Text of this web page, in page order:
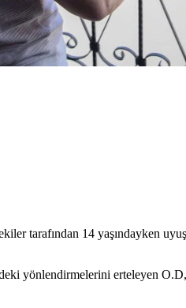
tarafından 14 yaşındayken
yönlendirmelerini erteleyen